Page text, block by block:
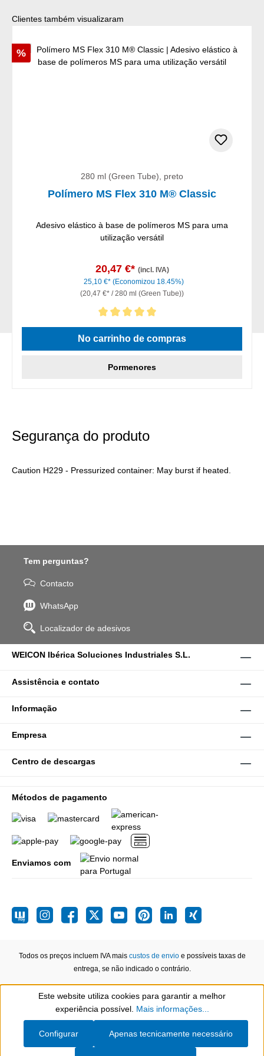
Ignorar a galeria de produtos
Clientes também visualizaram
Desconto
%
280 ml (Green Tube), preto
Polímero MS Flex 310 M® Classic
Adesivo elástico à base de polímeros MS para uma
utilização versátil
20,47 €* (incl. IVA)
25,10 €* (Economizou 18.45%)
(20,47 €* / 280 ml (Green Tube))
Classificação média de 5 de 5 estrelas
No carrinho de compras
Pormenores
Segurança do produto
Caution H229 - Pressurized container: May burst if heated.
Tem perguntas?
Contacto
WhatsApp
Localizador de adesivos
WEICON Ibérica Soluciones Industriales S.L.
Assistência e contato
Informação
Empresa
Centro de descargas
Métodos de pagamento
Enviamos com
Todos os preços incluem IVA mais custos de envioe possíveis taxas de
entrega, se não indicado o contrário.
Show toolbar
Este website utiliza cookies para garantir a melhor
experiência possível. Mais informações...
Apenas tecnicamente necessário
Configurar